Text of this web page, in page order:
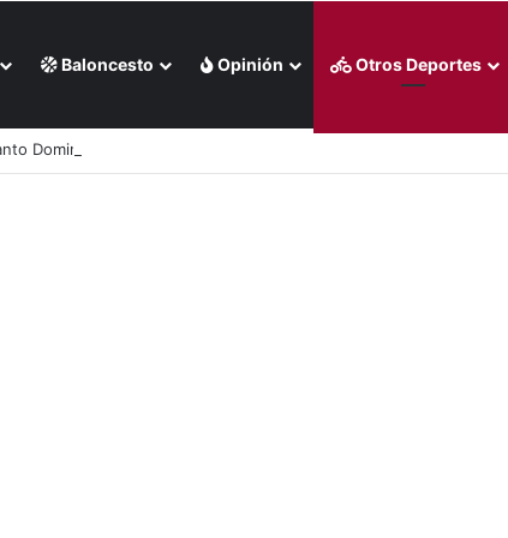
Baloncesto Opinión Otros Deportes
Domingo 2026